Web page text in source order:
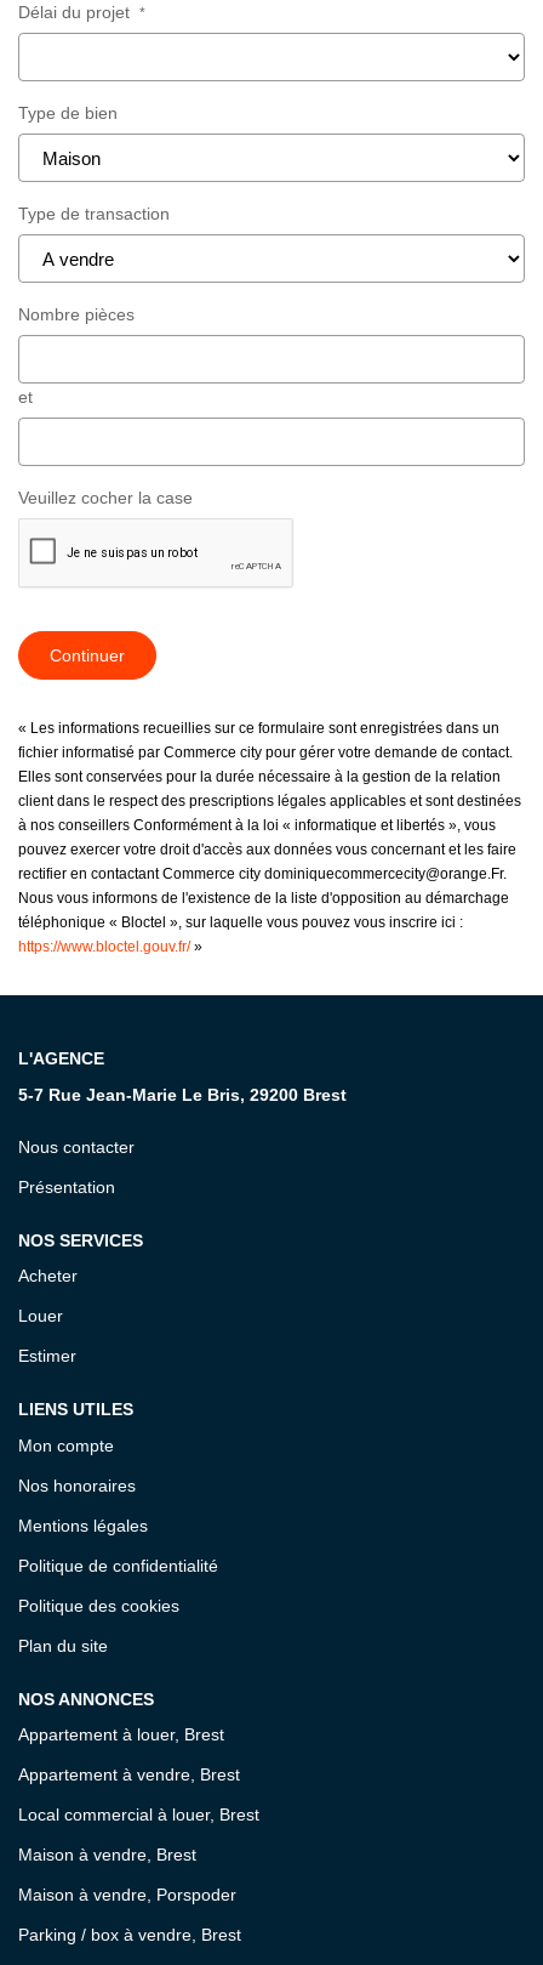
Délai du projet *
Type de bien
Type de transaction
Nombre pièces
et
Veuillez cocher la case
Continuer
« Les informations recueillies sur ce formulaire sont enregistrées dans un
fichier informatisé par Commerce city pour gérer votre demande de contact.
Elles sont conservées pour la durée nécessaire à la gestion de la relation
client dans le respect des prescriptions légales applicables et sont destinées
à nos conseillers Conformément à la loi « informatique et libertés », vous
pouvez exercer votre droit d'accès aux données vous concernant et les faire
rectifier en contactant Commerce city dominiquecommercecity@orange.Fr.
Nous vous informons de l'existence de la liste d'opposition au démarchage
téléphonique « Bloctel », sur laquelle vous pouvez vous inscrire ici :
https://www.bloctel.gouv.fr/»
L'AGENCE
5-7 Rue Jean-Marie Le Bris, 29200 Brest
Nous contacter
Présentation
NOS SERVICES
Acheter
Louer
Estimer
LIENS UTILES
Mon compte
Nos honoraires
Mentions légales
Politique de confidentialité
Politique des cookies
Plan du site
NOS ANNONCES
Appartement à louer, Brest
Appartement à vendre, Brest
Local commercial à louer, Brest
Maison à vendre, Brest
Maison à vendre, Porspoder
Parking / box à vendre, Brest